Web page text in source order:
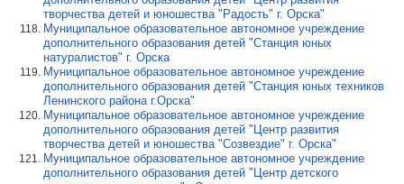
творчества детей и юношества "Радость" г. Орска"
Муниципальное образовательное автономное учреждение
дополнительного образования детей "Станция юных
натуралистов" г. Орска
Муниципальное образовательное автономное учреждение
дополнительного образования детей "Станция юных техников
Ленинского района г.Орска"
Муниципальное образовательное автономное учреждение
дополнительного образования детей "Центр развития
творчества детей и юношества "Созвездие" г. Орска"
Муниципальное образовательное автономное учреждение
дополнительного образования детей "Центр детского